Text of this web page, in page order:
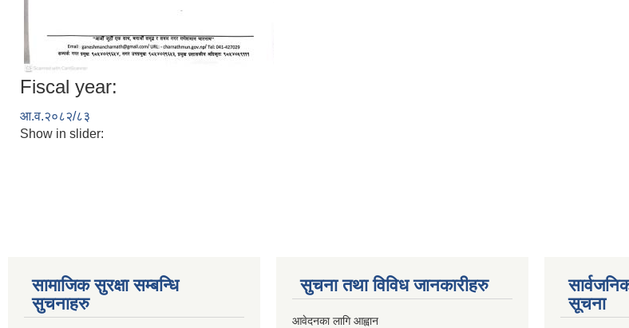
Fiscal year:
आ.व.२०८२/८३
Show in slider:
सामाजिक सुरक्षा सम्बन्धि
सुचनाहरु
सुचना तथा विविध जानकारीहरु
आवेदनका लागि आह्वान
सूचना